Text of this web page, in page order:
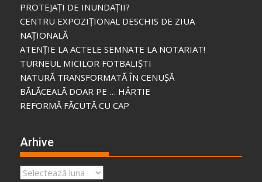
PROTEJAȚI DE INUNDAȚII?
CENTRU EXPOZIȚIONAL DESCHIS DE ZIUA
NAȚIONALĂ
ATENȚIE LA ACTELE SEMNATE LA NOTARIAT!
TURNEUL MICILOR FOTBALIȘTI
NATURĂ TRANSFORMATĂ ÎN CENUȘĂ
BĂLĂCEALĂ DOAR PE … HÂRTIE
REFORMĂ FĂCUTĂ CU CAP
Arhive
Arhive